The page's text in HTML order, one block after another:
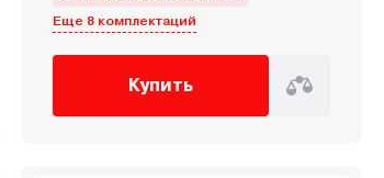
Еще 8 комплектаций
Купить